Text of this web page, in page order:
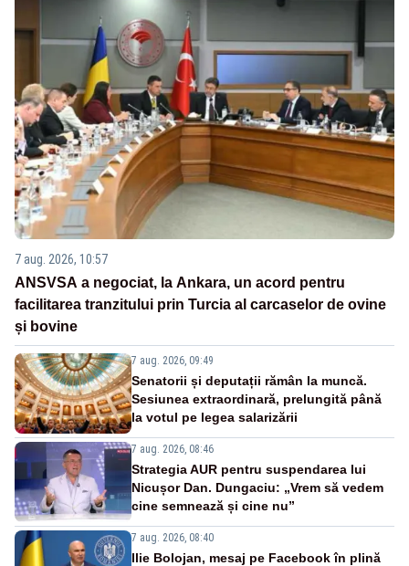
7 aug. 2026, 10:57
ANSVSA a negociat, la Ankara, un acord pentru
facilitarea tranzitului prin Turcia al carcaselor de ovine
și bovine
7 aug. 2026, 09:49
Senatorii și deputații rămân la muncă.
Sesiunea extraordinară, prelungită până
la votul pe legea salarizării
7 aug. 2026, 08:46
Strategia AUR pentru suspendarea lui
Nicușor Dan. Dungaciu: „Vrem să vedem
cine semnează și cine nu”
7 aug. 2026, 08:40
Ilie Bolojan, mesaj pe Facebook în plină